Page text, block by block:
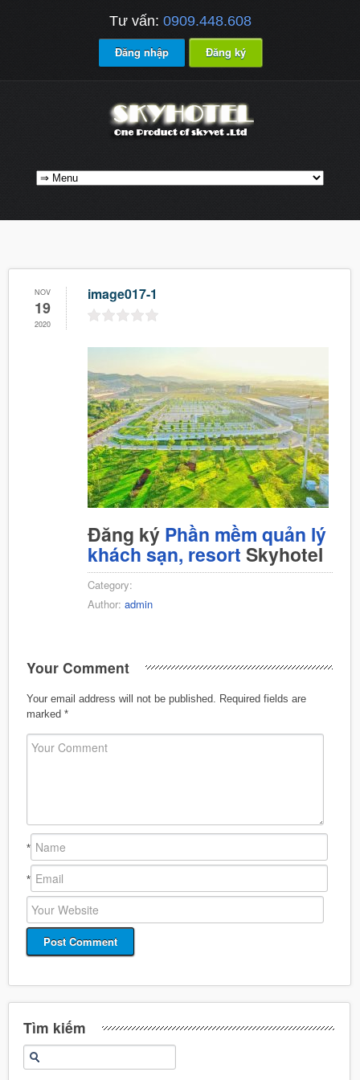
Tư vấn: 0909.448.608
Đăng nhập Đăng ký
NOV
19
2020
image017-1
Đăng ký Phần mềm quản lý
khách sạn, resort Skyhotel
Category:
Author: admin
Your Comment
Your email address will not be published.
Required fields are
marked *
*
*
Tìm kiếm